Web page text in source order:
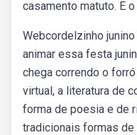
casamento matuto. E
Webcordelzinho
animar essa festa
chega correndo o
virtual, a literatura de
forma de poesia e de
tradicionais formas